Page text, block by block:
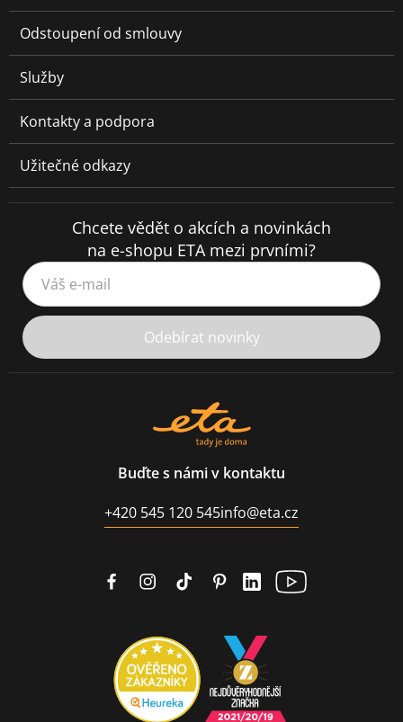
Odstoupení od smlouvy
Služby
Kontakty a podpora
Užitečné odkazy
Chcete vědět o akcích a novinkách
na e-shopu ETA mezi prvními?
Váš e-mail
Odebírat novinky
Buďte s námi v kontaktu
+420 545 120 545info@eta.cz